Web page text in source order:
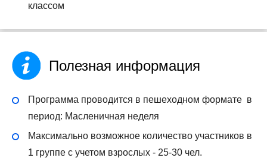
классом
Полезная информация
Программа проводится в пешеходном формате в
период: Масленичная неделя
Максимально возможное количество участников в
1 группе с учетом взрослых - 25-30 чел.